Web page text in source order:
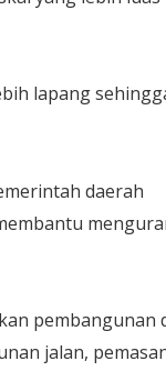
lapang
daerah
pembangunan
jalan,